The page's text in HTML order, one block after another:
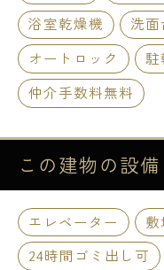
浴室乾燥機
洗面
オートロック
駐
仲介手数料無料
この建物の設備
エレベーター
敷
24時間ゴミ出し可